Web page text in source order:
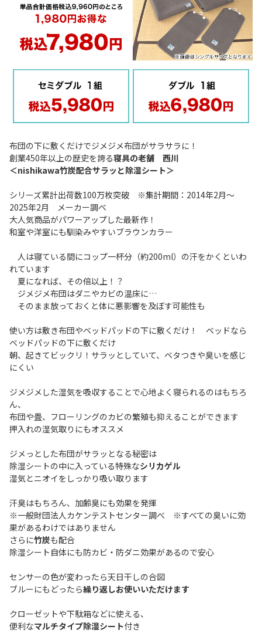
布団の下に敷くだけでジメジメ布団がサラサラに！
創業450年以上の歴史を誇る寝具の老舗 西川
＜nishikawa竹炭配合サラッと除湿シート＞
シリーズ累計出荷数100万枚突破 ※集計期間：2014年2月～
2025年2月 メーカー調べ
大人気商品がパワーアップした最新作！
和室や洋室にも馴染みやすいブラウンカラー
人は寝ている間にコップ一杯分（約200ml）の汗をかくといわ
れています
夏になれば、その倍以上！？
ジメジメ布団はダニやカビの温床に…
そのまま放っておくと体に悪影響を及ぼす可能性も
使い方は敷き布団やベッドパッドの下に敷くだけ！ ベッドなら
ベッドパッドの下に敷くだけ
朝、起きてビックリ！サラッとしていて、ベタつきや臭いを感じ
にくい
ジメジメした湿気を吸収することで心地よく寝られるのはもちろ
ん、
布団や畳、フローリングのカビの繁殖も抑えることができます
押入れの湿気取りにもオススメ
ジメっとした布団がサラッとなる秘密は
除湿シートの中に入っている特殊なシリカゲル
湿気とニオイをしっかり吸い取ります
汗臭はもちろん、加齢臭にも効果を発揮
※一般財団法人カケンテストセンター調べ ※すべての臭いに効
果があるわけではありません
さらに竹炭も配合
除湿シート自体にも防カビ・防ダニ効果があるので安心
センサーの色が変わったら天日干しの合図
ブルーにもどったら繰り返しお使いいただけます
クローゼットや下駄箱などに使える、
便利なマルチタイプ除湿シート付き